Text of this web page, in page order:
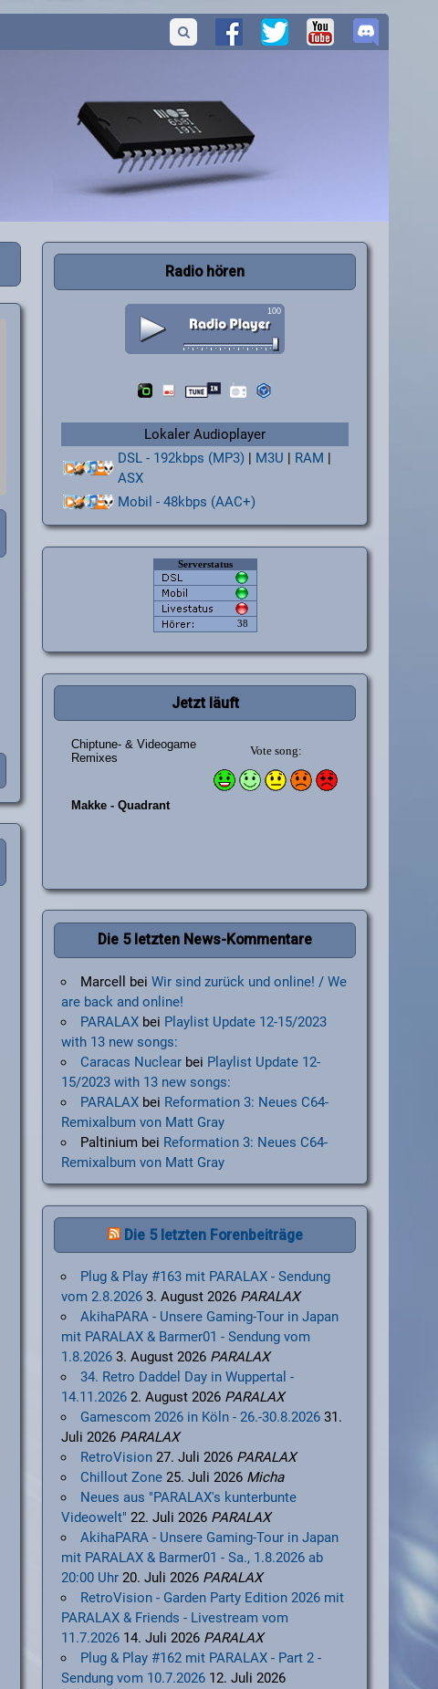
Radio hören
Lokaler Audioplayer
DSL - 192kbps (MP3) | M3U | RAM |
ASX
Mobil - 48kbps (AAC+)
Jetzt läuft
Die 5 letzten News-Kommentare
Marcell beiWir sind zurück und online! / We
are back and online!
PARALAX bei Playlist Update 12-15/2023
with 13 new songs:
Caracas Nuclear bei Playlist Update 12-
15/2023 with 13 new songs:
PARALAX bei Reformation 3: Neues C64-
Remixalbum von Matt Gray
Paltinium bei Reformation 3: Neues C64-
Remixalbum von Matt Gray
Die 5 letzten Forenbeiträge
Plug & Play #163 mit PARALAX - Sendung
vom 2.8.2026 3. August 2026 PARALAX
AkihaPARA - Unsere Gaming-Tour in Japan
mit PARALAX & Barmer01 - Sendung vom
1.8.2026 3. August 2026 PARALAX
34. Retro Daddel Day in Wuppertal -
14.11.2026 2. August 2026 PARALAX
Gamescom 2026 in Köln - 26.-30.8.2026 31.
Juli 2026 PARALAX
RetroVision 27. Juli 2026 PARALAX
Chillout Zone 25. Juli 2026 Micha
Neues aus "PARALAX's kunterbunte
Videowelt" 22. Juli 2026 PARALAX
AkihaPARA - Unsere Gaming-Tour in Japan
mit PARALAX & Barmer01 - Sa., 1.8.2026 ab
20:00 Uhr 20. Juli 2026 PARALAX
RetroVision - Garden Party Edition 2026 mit
PARALAX & Friends - Livestream vom
11.7.2026 14. Juli 2026 PARALAX
Plug & Play #162 mit PARALAX - Part 2 -
Sendung vom 10.7.2026 12. Juli 2026